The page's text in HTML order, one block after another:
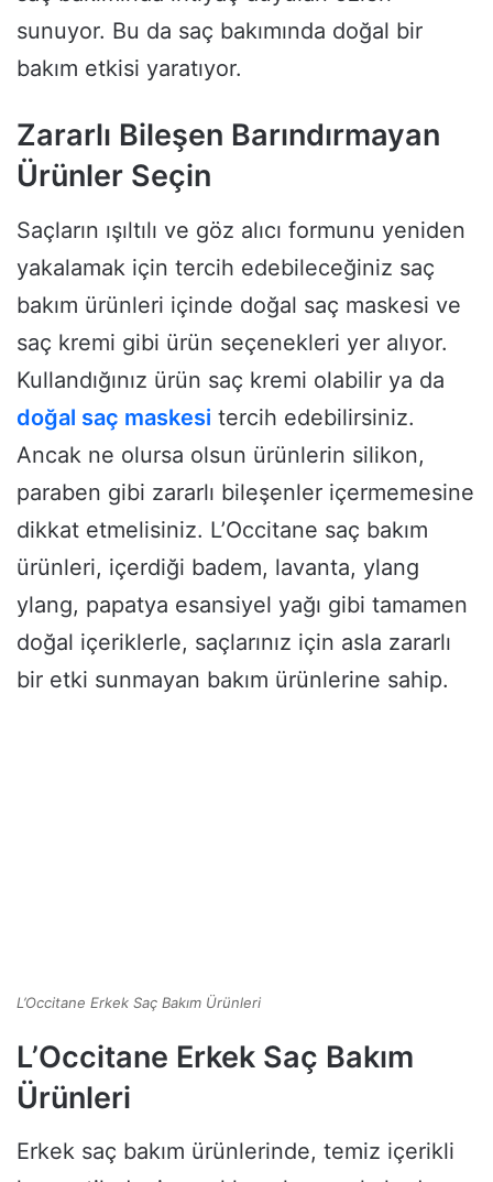
sunuyor. Bu da saç bakımında doğal bir
bakım etkisi yaratıyor.
Zararlı Bileşen Barındırmayan
Ürünler Seçin
Saçların ışıltılı ve göz alıcı formunu yeniden
yakalamak için tercih edebileceğiniz saç
bakım ürünleri içinde doğal saç maskesi ve
saç kremi gibi ürün seçenekleri yer alıyor.
Kullandığınız ürün saç kremi olabilir ya da
doğal saç maskesi tercih edebilirsiniz.
Ancak ne olursa olsun ürünlerin silikon,
paraben gibi zararlı bileşenler içermemesine
dikkat etmelisiniz. L’Occitane saç bakım
ürünleri, içerdiği badem, lavanta, ylang
ylang, papatya esansiyel yağı gibi tamamen
doğal içeriklerle, saçlarınız için asla zararlı
bir etki sunmayan bakım ürünlerine sahip.
L’Occitane Erkek Saç Bakım Ürünleri
L’Occitane Erkek Saç Bakım
Ürünleri
Erkek saç bakım ürünlerinde, temiz içerikli